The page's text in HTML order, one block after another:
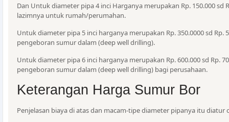
Dan Untuk diameter pipa 4 inci Harganya merupakan Rp. 150.000 sd
lazimnya untuk rumah/perumahan.
Untuk diameter pipa 5 inci harganya merupakan Rp. 350.0000 sd Rp.
pengeboran sumur dalam (deep well drilling).
Untuk diameter pipa 6 inci harganya merupakan Rp. 600.000 sd Rp.
pengeboran sumur dalam (deep well drilling) bagi perusahaan.
Keterangan Harga Sumur Bor
Penjelasan biaya di atas dan macam-tipe diameter pipanya itu diatur